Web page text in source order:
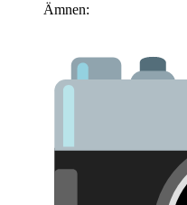
Ämnen: